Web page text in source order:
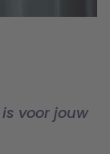
voor jouw